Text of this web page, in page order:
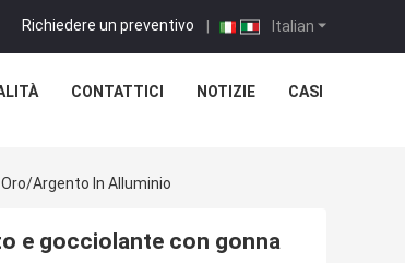
Italian
Richiedere un preventivo |
CONTATTICI NOTIZIE CASI
argento In Alluminio
e gocciolante con gonna